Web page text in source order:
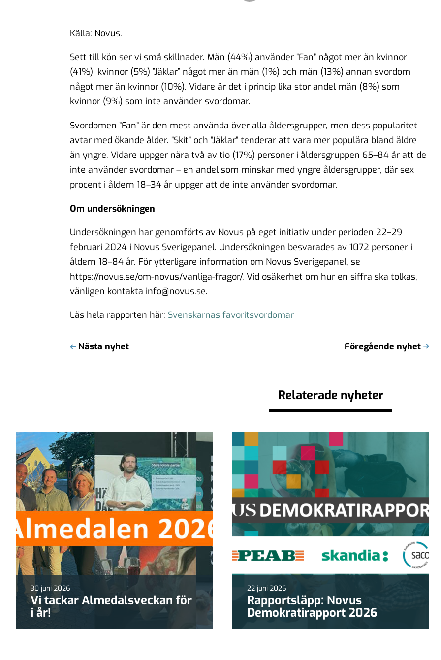
Källa: Novus.
Sett till kön ser vi små skillnader. Män (44%) använder ”Fan” något mer än kvinnor
(41%), kvinnor (5%) ”Jäklar” något mer än män (1%) och män (13%) annan svordom
något mer än kvinnor (10%). Vidare är det i princip lika stor andel män (8%) som
kvinnor (9%) som inte använder svordomar.
Svordomen ”Fan” är den mest använda över alla åldersgrupper, men dess popularitet
avtar med ökande ålder. ”Skit” och ”Jäklar” tenderar att vara mer populära bland äldre
än yngre. Vidare uppger nära två av tio (17%) personer i åldersgruppen 65–84 år att de
inte använder svordomar – en andel som minskar med yngre åldersgrupper, där sex
procent i åldern 18–34 år uppger att de inte använder svordomar.
Om undersökningen
Undersökningen har genomförts av Novus på eget initiativ under perioden 22–29
februari 2024 i Novus Sverigepanel. Undersökningen besvarades av 1072 personer i
åldern 18–84 år. För ytterligare information om Novus Sverigepanel, se
https://novus.se/om-novus/vanliga-fragor/. Vid osäkerhet om hur en siffra ska tolkas,
vänligen kontakta info@novus.se.
Läs hela rapporten här: Svenskarnas favoritsvordomar
Nästa nyhet Föregående nyhet
Relaterade nyheter
30 juni 2026
Vi tackar Almedalsveckan för
i år!
22 juni 2026
Rapportsläpp: Novus
Demokratirapport 2026